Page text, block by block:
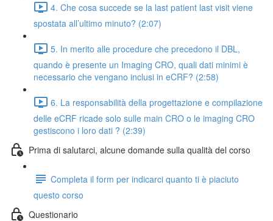
4. Che cosa succede se la last patient last visit viene
spostata all’ultimo minuto? (2:07)
5. In merito alle procedure che precedono il DBL,
quando è presente un Imaging CRO, quali dati minimi è
necessario che vengano inclusi in eCRF? (2:58)
6. La responsabilità della progettazione e compilazione
delle eCRF ricade solo sulle main CRO o le imaging CRO
gestiscono i loro dati ? (2:39)
Prima di salutarci, alcune domande sulla qualità del corso
Completa il form per indicarci quanto ti è piaciuto
questo corso
Questionario